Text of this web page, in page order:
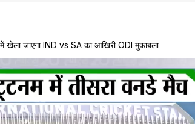
जाएगा IND vs SA का आखिरी ODI मुकाबला